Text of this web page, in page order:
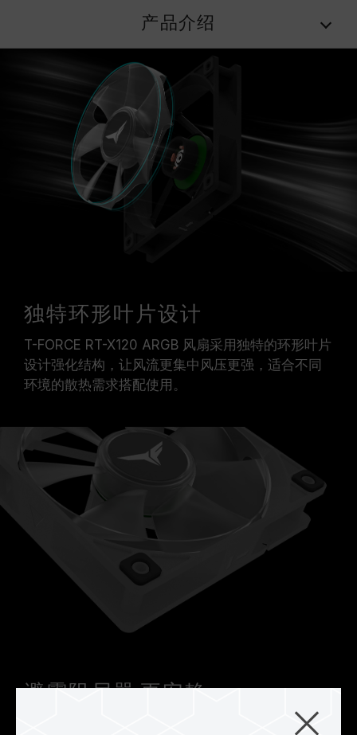
产品介绍
独特环形叶片设计
T-FORCE RT-X120 ARGB 风扇采用独特的环形叶片
设计强化结构，让风流更集中风压更强，适合不同
环境的散热需求搭配使用。
避震阻尼器 更安静
T-FORCE RT-X120 ARGB 风扇使用专业的避震阻尼